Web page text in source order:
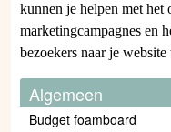
kunnen je helpen met het
marketingcampagnes en
bezoekers naar je website
Algemeen
Budget foamboard